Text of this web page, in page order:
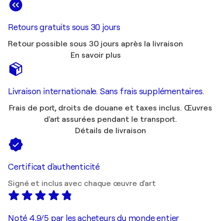
Retours gratuits sous 30 jours
Retour possible sous 30 jours après la livraison
En savoir plus
Livraison internationale. Sans frais supplémentaires.
Frais de port, droits de douane et taxes inclus. Œuvres
d'art assurées pendant le transport.
Détails de livraison
Certificat d'authenticité
Signé et inclus avec chaque œuvre d'art
Noté 4,9/5 par les acheteurs du monde entier